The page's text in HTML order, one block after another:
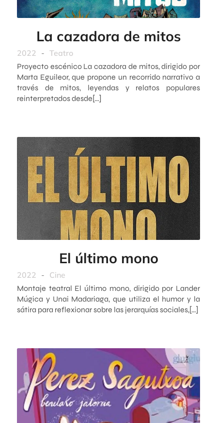
La cazadora de mitos
2022 - Teatro
Proyecto escénico La cazadora de mitos, dirigido por
Marta Eguileor, que propone un recorrido narrativo a
través de mitos, leyendas y relatos populares
reinterpretados desde[…]
El último mono
2022 - Cine
Montaje teatral El último mono, dirigido por Lander
Múgica y Unai Madariaga, que utiliza el humor y la
sátira para reflexionar sobre las jerarquías sociales,[…]